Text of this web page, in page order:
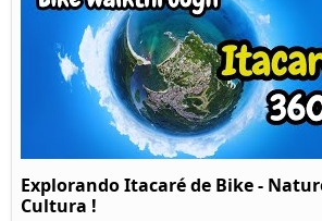
Explorando Itacaré de Bike -
Cultura !